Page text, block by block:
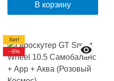
В корзину
Хит!
--6%